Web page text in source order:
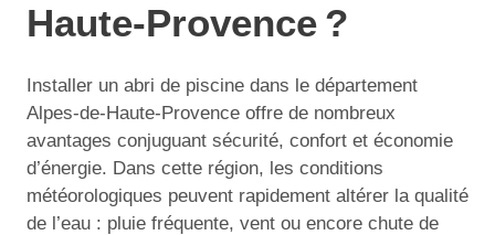
Haute-Provence ?
Installer un abri de piscine dans le département
Alpes-de-Haute-Provence offre de nombreux
avantages conjuguant sécurité, confort et économie
d’énergie. Dans cette région, les conditions
météorologiques peuvent rapidement altérer la qualité
de l’eau : pluie fréquente, vent ou encore chute de